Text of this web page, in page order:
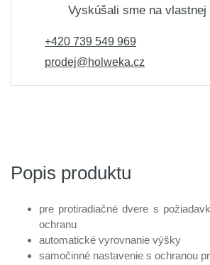
Vyskúšali sme na vlastnej
+420 739 549 969
prodej@holweka.cz
Popis produktu
pre protiradiačné dvere s
ochranu
automatické vyrovnanie výšky
samočinné nastavenie s ochranou